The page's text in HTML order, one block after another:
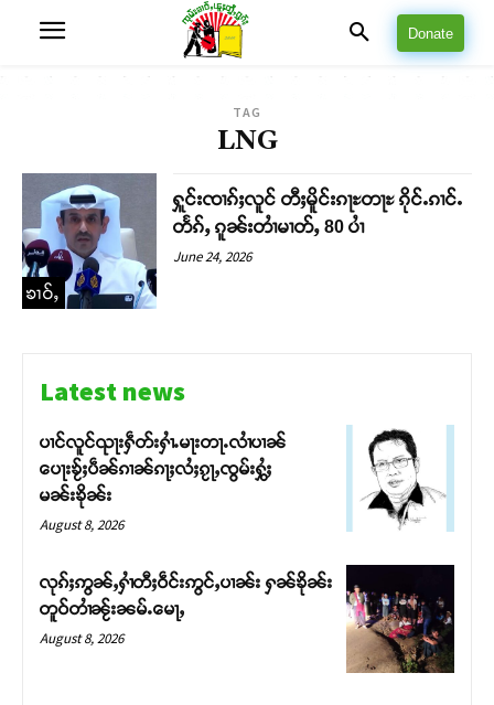
Donate
TAG
LNG
ၶၢဝ်ႇ
ႁူင်းၸၢၵ်ႈလူင် တီႈမိူင်းၵႃႊတႃႊ ၵိုင်ႉၵၢင်ႉ
တႅၵ်ႇ ၵူၼ်းတၢႆမၢတ်ႇ 80 ပၢႆ
June 24, 2026
Latest news
ပၢင်လူင်ၺႃးႁဵတ်းႁၢႆႉမႃးတႃႉလၢႆပၢၼ် ​​
ပေႃးၶႂ်ႈပဵၼ်ၵၢၼ်ၵႃႈလႆႈၵႂႃႇၸွမ်းႁွႆႈ
မၼ်းၶိုၼ်း
August 8, 2026
လုၵ်ႈဢွၼ်ႇႁၢႆတီႈဝဵင်းဢွင်ႇပၢၼ်း ႁၼ်ၶိုၼ်း
တူဝ်တၢႆၼႂ်းၼမ်ႉမေႃႇ
August 8, 2026